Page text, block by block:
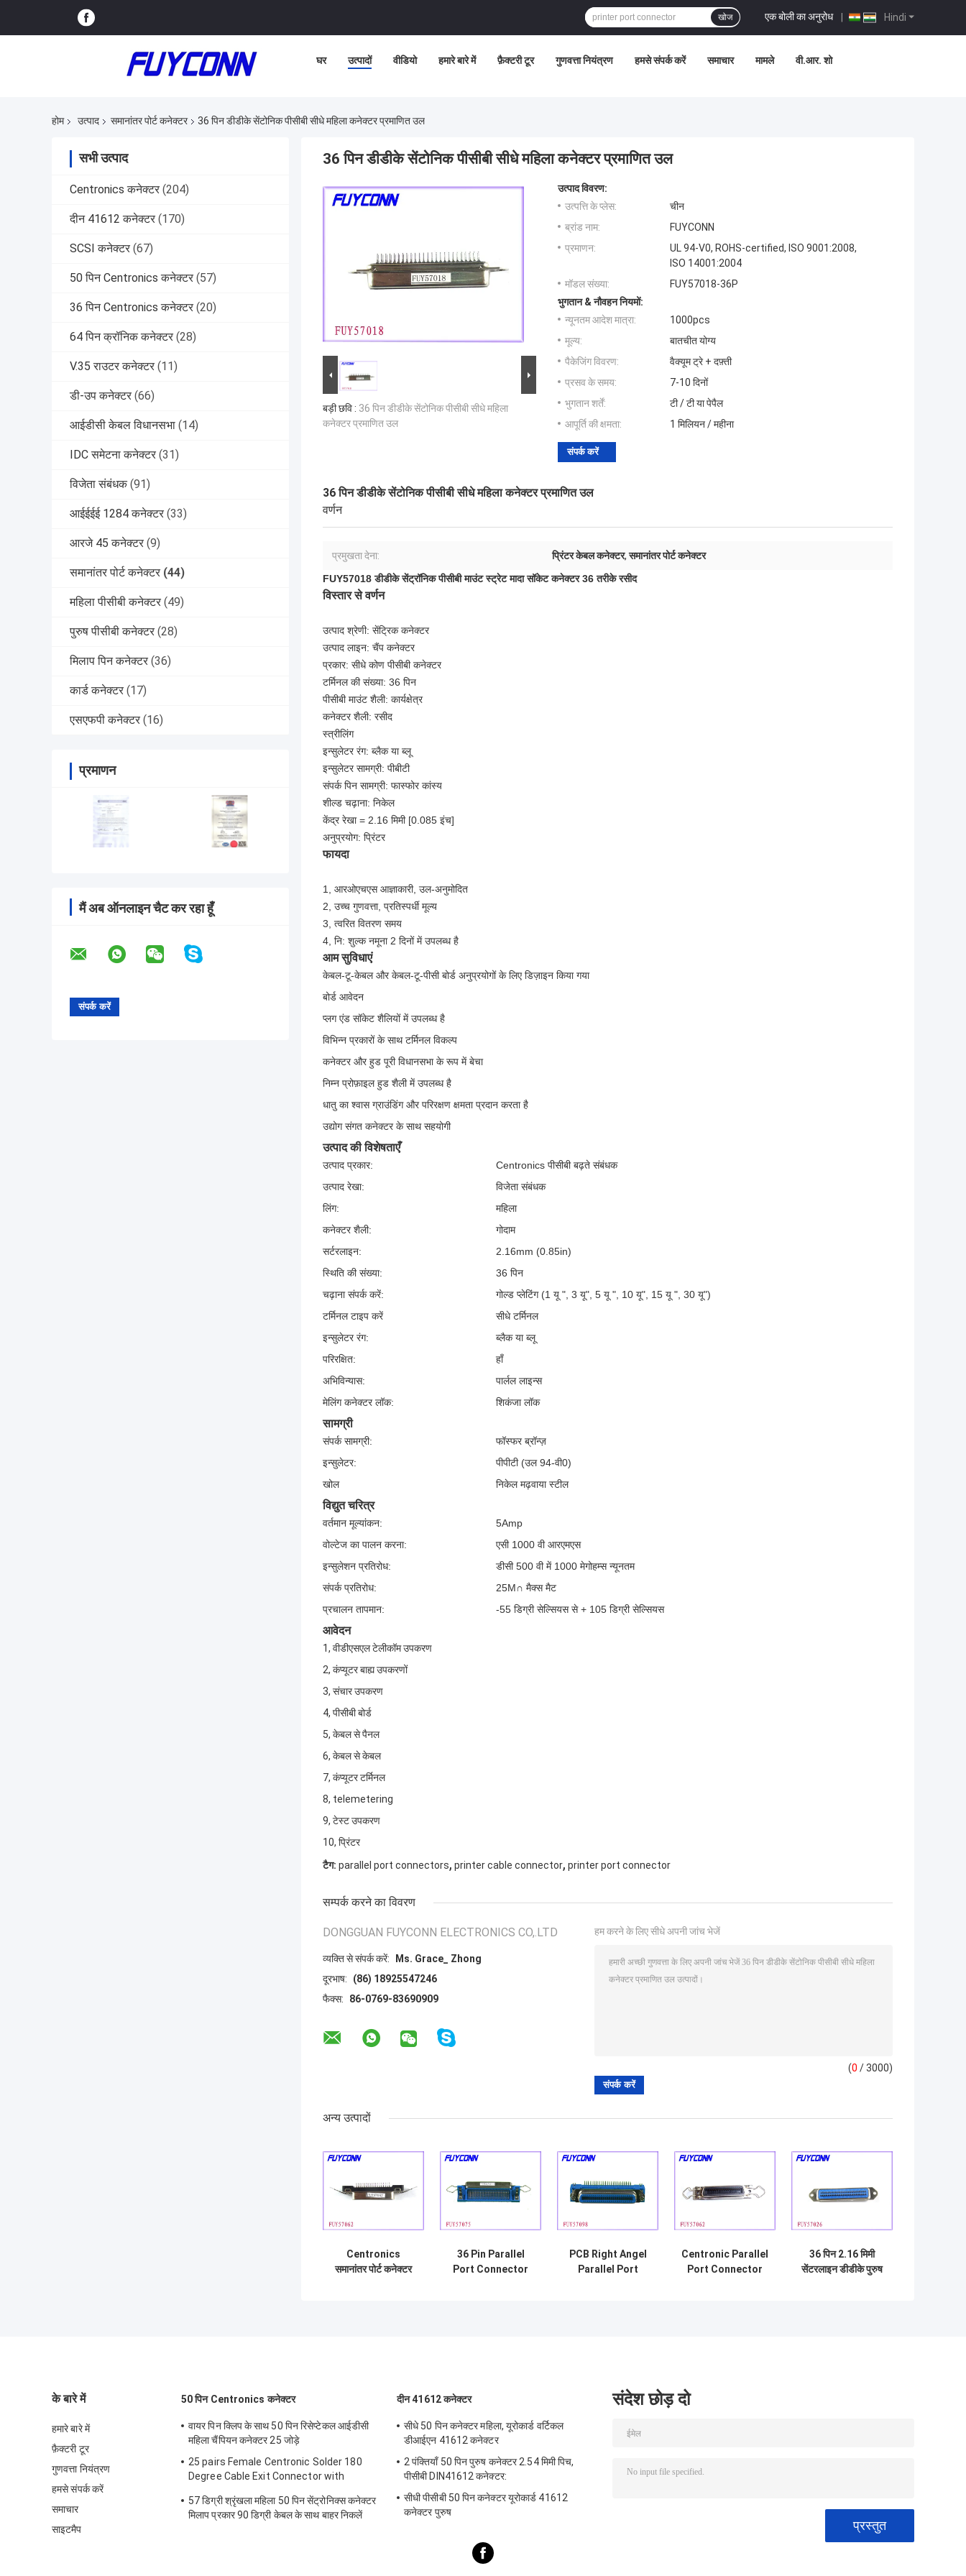
Hindi
एक बोली का अनुरोध |
खोज
घर उत्पादों वीडियो हमारे बारे में फ़ैक्टरी टूर गुणवत्ता नियंत्रण हमसे संपर्क करें समाचार मामले वी.आर. शो
होम उत्पाद समानांतर पोर्ट कनेक्टर 36 पिन डीडीके सेंटोनिक पीसीबी सीधे महिला कनेक्टर प्रमाणित उल
सभी उत्पाद
Centronics कनेक्टर (204)
दीन 41612 कनेक्टर (170)
SCSI कनेक्टर (67)
50 पिन Centronics कनेक्टर (57)
36 पिन Centronics कनेक्टर (20)
64 पिन क्रॉनिक कनेक्टर (28)
V.35 राउटर कनेक्टर (11)
डी-उप कनेक्टर (66)
आईडीसी केबल विधानसभा (14)
IDC समेटना कनेक्टर (31)
विजेता संबंधक (91)
आईईईई 1284 कनेक्टर (33)
आरजे 45 कनेक्टर (9)
समानांतर पोर्ट कनेक्टर (44)
महिला पीसीबी कनेक्टर (49)
पुरुष पीसीबी कनेक्टर (28)
मिलाप पिन कनेक्टर (36)
कार्ड कनेक्टर (17)
एसएफपी कनेक्टर (16)
प्रमाणन
मैं अब ऑनलाइन चैट कर रहा हूँ
36 पिन डीडीके सेंटोनिक पीसीबी सीधे महिला कनेक्टर प्रमाणित उल
बड़ी छवि : 36 पिन डीडीके सेंटोनिक पीसीबी सीधे महिला
कनेक्टर प्रमाणित उल
उत्पाद विवरण:
उत्पत्ति के प्लेस:
चीन
ब्रांड नाम:
FUYCONN
प्रमाणन:
UL 94-V0, ROHS-certified, ISO 9001:2008,
ISO 14001:2004
मॉडल संख्या:
FUY57018-36P
भुगतान & नौवहन नियमों:
न्यूनतम आदेश मात्रा:
1000pcs
मूल्य:
बातचीत योग्य
पैकेजिंग विवरण:
वैक्यूम ट्रे + दफ़्ती
प्रसव के समय:
7-10 दिनों
भुगतान शर्तें:
टी / टी या पेपैल
आपूर्ति की क्षमता:
1 मिलियन / महीना
संपर्क करें
36 पिन डीडीके सेंटोनिक पीसीबी सीधे महिला कनेक्टर प्रमाणित उल
वर्णन
प्रमुखता देना: प्रिंटर केबल कनेक्टर,समानांतर पोर्ट कनेक्टर
FUY57018 डीडीके सेंट्रॉनिक पीसीबी माउंट स्ट्रेट मादा सॉकेट कनेक्टर 36 तरीके रसीद
विस्तार से वर्णन
उत्पाद श्रेणी: सेंट्रिक कनेक्टर
उत्पाद लाइन: चैंप कनेक्टर
प्रकार: सीधे कोण पीसीबी कनेक्टर
टर्मिनल की संख्या: 36 पिन
पीसीबी माउंट शैली: कार्यक्षेत्र
कनेक्टर शैली: रसीद
स्त्रीलिंग
इन्सुलेटर रंग: ब्लैक या ब्लू
इन्सुलेटर सामग्री: पीबीटी
संपर्क पिन सामग्री: फास्फोर कांस्य
शील्ड चढ़ाना: निकेल
केंद्र रेखा = 2.16 मिमी [0.085 इंच]
अनुप्रयोग: प्रिंटर
फायदा
1, आरओएचएस आज्ञाकारी, उल-अनुमोदित
2, उच्च गुणवत्ता, प्रतिस्पर्धी मूल्य
3, त्वरित वितरण समय
4, नि: शुल्क नमूना 2 दिनों में उपलब्ध है
आम सुविधाएं
केबल-टू-केबल और केबल-टू-पीसी बोर्ड अनुप्रयोगों के लिए डिज़ाइन किया गया
बोर्ड आवेदन
प्लग एंड सॉकेट शैलियों में उपलब्ध है
विभिन्न प्रकारों के साथ टर्मिनल विकल्प
कनेक्टर और हुड पूरी विधानसभा के रूप में बेचा
निम्न प्रोफ़ाइल हुड शैली में उपलब्ध है
धातु का श्वास ग्राउंडिंग और परिरक्षण क्षमता प्रदान करता है
उद्योग संगत कनेक्टर के साथ सहयोगी
उत्पाद की विशेषताएँ
उत्पाद प्रकार:
Centronics पीसीबी बढ़ते संबंधक
उत्पाद रेखा:
विजेता संबंधक
लिंग:
महिला
कनेक्टर शैली:
गोदाम
सर्टरलाइन:
2.16mm (0.85in)
स्थिति की संख्या:
36 पिन
चढ़ाना संपर्क करें:
गोल्ड प्लेटिंग (1 यू ", 3 यू", 5 यू ", 10 यू", 15 यू ", 30 यू")
टर्मिनल टाइप करें
सीधे टर्मिनल
इन्सुलेटर रंग:
ब्लैक या ब्लू
परिरक्षित:
हाँ
अभिविन्यास:
पार्लल लाइन्स
मेलिंग कनेक्टर लॉक:
शिकंजा लॉक
सामग्री
संपर्क सामग्री:
फॉस्फर ब्रॉन्ज़
इन्सुलेटर:
पीपीटी (उल 94-वी0)
खोल
निकेल मढ़वाया स्टील
विद्युत चरित्र
वर्तमान मूल्यांकन:
5Amp
वोल्टेज का पालन करना:
एसी 1000 वी आरएमएस
इन्सुलेशन प्रतिरोध:
डीसी 500 वी में 1000 मेगोहम्स न्यूनतम
संपर्क प्रतिरोध:
25M∩ मैक्स मैट
प्रचालन तापमान:
-55 डिग्री सेल्सियस से + 105 डिग्री सेल्सियस
आवेदन
1, वीडीएसएल टेलीकॉम उपकरण
2, कंप्यूटर बाह्य उपकरणों
3, संचार उपकरण
4, पीसीबी बोर्ड
5, केबल से पैनल
6, केबल से केबल
7, कंप्यूटर टर्मिनल
8, telemetering
9, टेस्ट उपकरण
10, प्रिंटर
टैग: parallel port connectors, printer cable connector, printer port connector
सम्पर्क करने का विवरण
DONGGUAN FUYCONN ELECTRONICS CO,.LTD
व्यक्ति से संपर्क करें:
Ms. Grace_ Zhong
दूरभाष:
(86) 18925547246
फैक्स:
86-0769-83690909
हम करने के लिए सीधे अपनी जांच भेजें
(0 / 3000)
अन्य उत्पादों
Centronics
समानांतर पोर्ट कनेक्टर
36 Pin Parallel
Port Connector
PCB Right Angel
Parallel Port
Centronic Parallel
Port Connector
36 पिन 2.16 मिमी
सेंटरलाइन डीडीके पुरुष
के बारे में
हमारे बारे में
फ़ैक्टरी टूर
गुणवत्ता नियंत्रण
हमसे संपर्क करें
समाचार
साइटमैप
50 पिन Centronics कनेक्टर
वायर पिन क्लिप के साथ 50 पिन रिसेप्टेकल आईडीसी
महिला चैंपियन कनेक्टर 25 जोड़े
25 pairs Female Centronic Solder 180
Degree Cable Exit Connector with
57 डिग्री श्रृंखला महिला 50 पिन सेंट्रोनिक्स कनेक्टर
मिलाप प्रकार 90 डिग्री केबल के साथ बाहर निकलें
दीन 41612 कनेक्टर
सीधे 50 पिन कनेक्टर महिला, यूरोकार्ड वर्टिकल
डीआईएन 41612 कनेक्टर
2 पंक्तियाँ 50 पिन पुरुष कनेक्टर 2.54 मिमी पिच,
पीसीबी DIN41612 कनेक्टर:
सीधी पीसीबी 50 पिन कनेक्टर यूरोकार्ड 41612
कनेक्टर पुरुष
संदेश छोड़ दो